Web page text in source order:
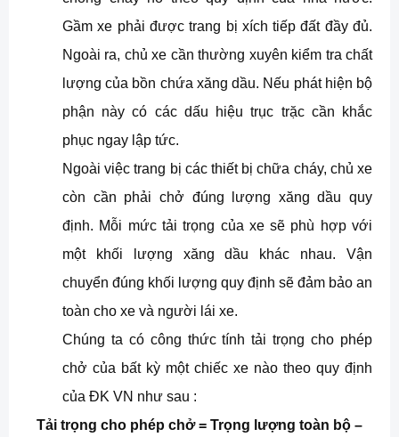
Gầm xe phải được trang bị xích tiếp đất đầy đủ.
Ngoài ra, chủ xe cần thường xuyên kiểm tra chất
lượng của bồn chứa xăng dầu. Nếu phát hiện bộ
phận này có các dấu hiệu trục trặc cần khắc
phục ngay lập tức.
Ngoài việc trang bị các thiết bị chữa cháy, chủ xe
còn cần phải chở đúng lượng xăng dầu quy
định. Mỗi mức tải trọng của xe sẽ phù hợp với
một khối lượng xăng dầu khác nhau. Vận
chuyển đúng khối lượng quy định sẽ đảm bảo an
toàn cho xe và người lái xe.
Chúng ta có công thức tính tải trọng cho phép
chở của bất kỳ một chiếc xe nào theo quy định
của ĐK VN như sau :
Tải trọng cho phép chở = Trọng lượng toàn bộ –